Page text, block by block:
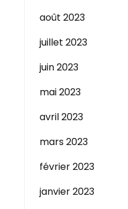
août 2023
juillet 2023
juin 2023
mai 2023
avril 2023
mars 2023
février 2023
janvier 2023